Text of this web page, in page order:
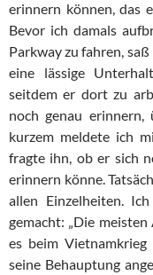
erinnern können, das
Bevor ich damals
Parkway zu fahren,
eine lässige
seitdem er dort zu
noch genau erinnern,
kurzem meldete ich
fragte ihn, ob er sich
erinnern könne.
allen Einzelheiten.
gemacht: „Die
es beim
seine Behauptung